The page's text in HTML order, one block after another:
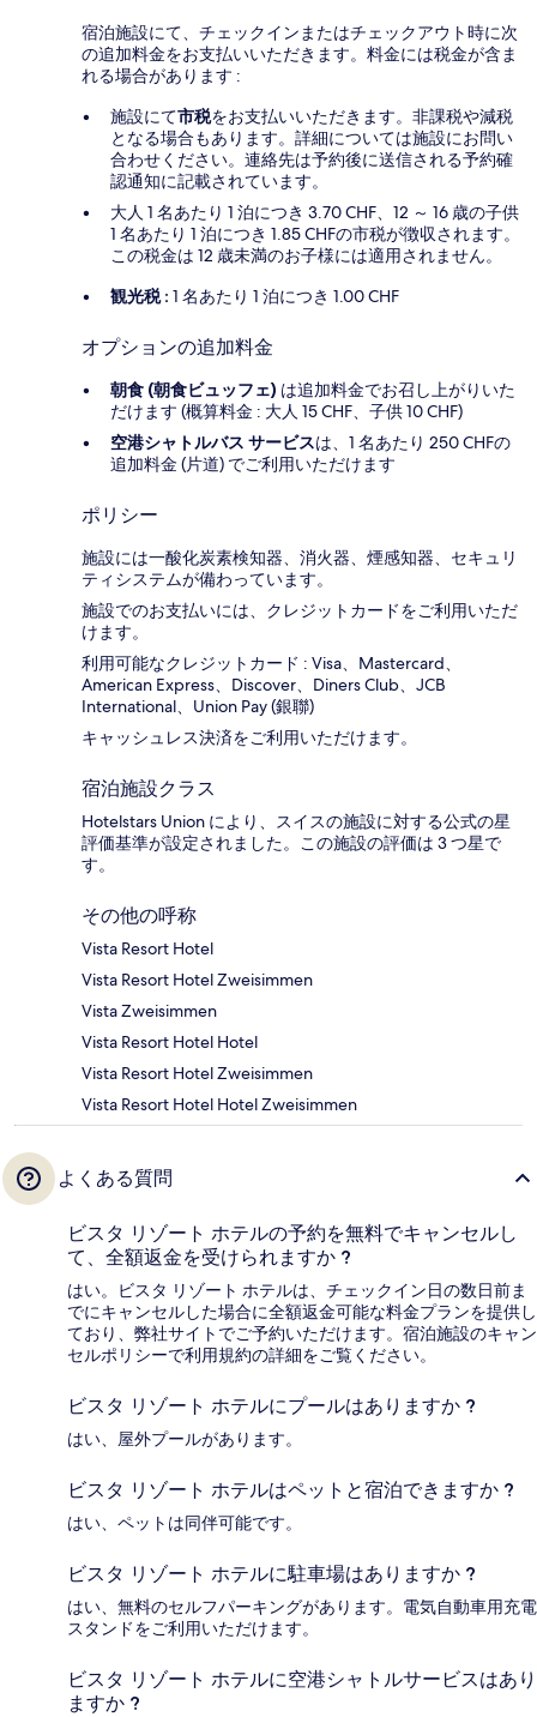
宿泊施設にて、チェックインまたはチェックアウト時に次
の追加料金をお支払いいただきます。料金には税金が含ま
れる場合があります :
施設にて市税をお支払いいただきます。非課税や減税
となる場合もあります。詳細については施設にお問い
合わせください。連絡先は予約後に送信される予約確
認通知に記載されています。
大人 1 名あたり 1 泊につき 3.70 CHF、12 ～ 16 歳の子供
1 名あたり 1 泊につき 1.85 CHFの市税が徴収されます。
この税金は 12 歳未満のお子様には適用されません。
観光税 : 1 名あたり 1 泊につき 1.00 CHF
オプションの追加料金
朝食 (朝食ビュッフェ) は追加料金でお召し上がりいた
だけます (概算料金 : 大人 15 CHF、子供 10 CHF)
空港シャトルバス サービスは、1 名あたり 250 CHFの
追加料金 (片道) でご利用いただけます
ポリシー
施設には一酸化炭素検知器、消火器、煙感知器、セキュリ
ティシステムが備わっています。
施設でのお支払いには、クレジットカードをご利用いただ
けます。
利用可能なクレジットカード : Visa、Mastercard、
American Express、Discover、Diners Club、JCB
International、Union Pay (銀聯)
キャッシュレス決済をご利用いただけます。
宿泊施設クラス
Hotelstars Union により、スイスの施設に対する公式の星
評価基準が設定されました。この施設の評価は 3 つ星で
す。
その他の呼称
Vista Resort Hotel
Vista Resort Hotel Zweisimmen
Vista Zweisimmen
Vista Resort Hotel Hotel
Vista Resort Hotel Zweisimmen
Vista Resort Hotel Hotel Zweisimmen
よくある質問
ビスタ リゾート ホテルの予約を無料でキャンセルし
て、全額返金を受けられますか ?
はい。ビスタ リゾート ホテルは、チェックイン日の数日前ま
でにキャンセルした場合に全額返金可能な料金プランを提供し
ており、弊社サイトでご予約いただけます。宿泊施設のキャン
セルポリシーで利用規約の詳細をご覧ください。
ビスタ リゾート ホテルにプールはありますか ?
はい、屋外プールがあります。
ビスタ リゾート ホテルはペットと宿泊できますか ?
はい、ペットは同伴可能です。
ビスタ リゾート ホテルに駐車場はありますか ?
はい、無料のセルフパーキングがあります。電気自動車用充電
スタンドをご利用いただけます。
ビスタ リゾート ホテルに空港シャトルサービスはあり
ますか ?